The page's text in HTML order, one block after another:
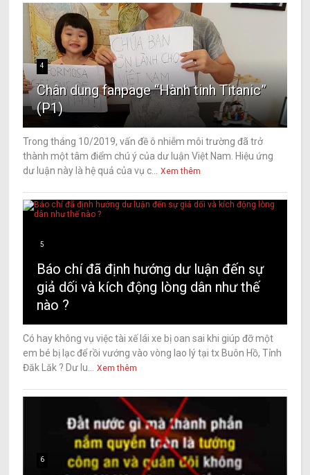
4
Chân dung fanpage “Hành tinh Titanic”
(P1)
Trong tháng 10/2019, vấn đề ô nhiễm môi trường đã trở
thành một tâm điểm chú ý của dư luận Việt Nam. Hiệu ứng
dư luận này là hệ quả của vụ c...
Xem thêm
5
Báo chí đã định hướng dư luận đến sự
giả dối và kích động lòng dân như thế
nào ?
Có hay không vụ việc tài xế lái xe bị oan sai khi giúp đỡ một
em bé bị lạc để rồi vướng vào vòng lao lý tại tx Buôn Hồ, Tỉnh
Đăk Lăk ? Dư lu...
Xem thêm
6